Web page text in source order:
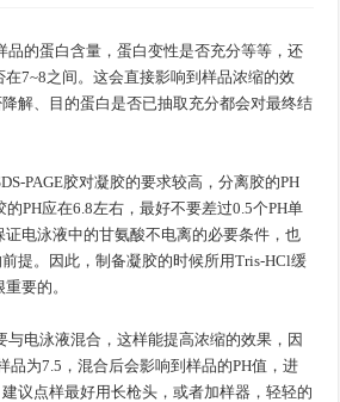
的蛋白含量，蛋白变性是否充分等等，还
7~8之间。这会直接影响到样品浓缩的效
解、目的蛋白是否已抽取充分都会对最终结
PAGE胶对凝胶的要求较高，分离胶的PH
PH应在6.8左右，最好不要差过0.5个PH单
证电泳液中的甘氨酸不电离的必要条件，也
提。因此，制备凝胶的时候所用Tris-HCl缓
要的。
电泳液混合，这样能提高浓缩的效果，因
品为7.5，混合后会影响到样品的PH值，进
议点样最好用长枪头，或者加样器，轻轻的